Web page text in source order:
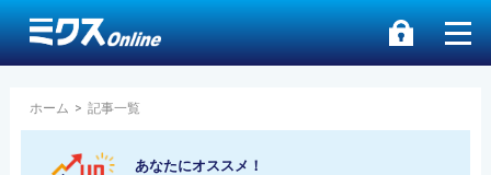
ホーム > 記事一覧
あなたにオススメ！